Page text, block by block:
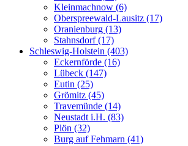
Kleinmachnow (6)
Oberspreewald-Lausitz (17)
Oranienburg (13)
Stahnsdorf (17)
Schleswig-Holstein (403)
Eckernförde (16)
Lübeck (147)
Eutin (25)
Grömitz (45)
Travemünde (14)
Neustadt i.H. (83)
Plön (32)
Burg auf Fehmarn (41)